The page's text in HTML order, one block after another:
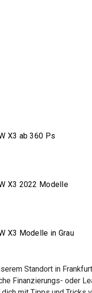
X3 ab 360 Ps
X3 2022 Modelle
X3 Modelle in Grau
Standort in
Finanzierungs- oder